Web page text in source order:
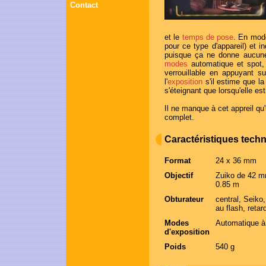
Contact
et le temps de pose. En
pour ce type d'appareil) et
puisque ça ne donne
modes automatique et
verrouillable en appuyant
l'exposition s'il estime que
s'éteignant que lorsqu'elle
Il ne manque à cet appreil
complet.
Caractéristiques
Format
24 x 36 mm
Objectif
Zuiko de 42
0.85 m
Obturateur
central,
au flash,
Modes
d'exposition
Automatique
Poids 540 g